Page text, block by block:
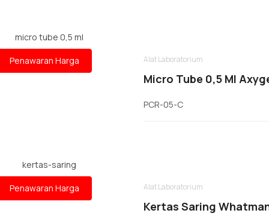
Penawaran Harga Alat Laboratorium
Micro Tube 0,5 Ml
PCR-05-C
Penawaran Harga Alat Laboratorium
Kertas Saring